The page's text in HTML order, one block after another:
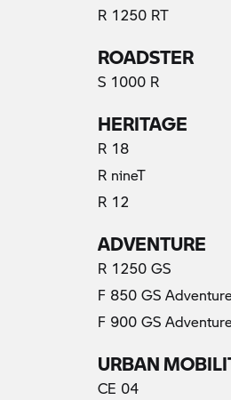
R 1250 RT
ROADSTER
S 1000 R
HERITAGE
R 18
R nineT
R 12
ADVENTURE
R 1250 GS
F 850 GS
F 900 GS
URBAN
CE 04